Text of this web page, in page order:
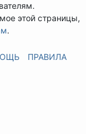
этой страницы,
.
ПРАВИЛА